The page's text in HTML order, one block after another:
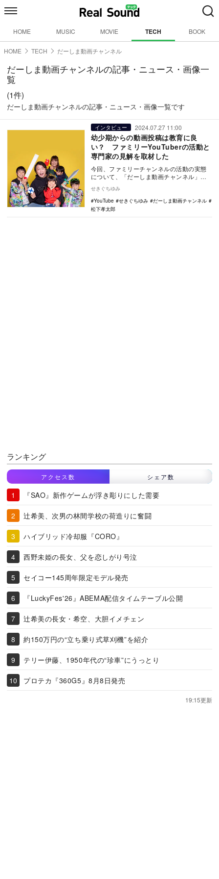
HOME MUSIC MOVIE TECH BOOK
HOME TECH だーしま動画チャンネル
だーしま動画チャンネルの記事・ニュース・画像一
覧
(1件)
だーしま動画チャンネルの記事・ニュース・画像一覧です
インタビュー 2024.07.27 11:00
幼少期からの動画投稿は教育に良
い？ ファミリーYouTuberの活動と
専門家の見解を取材した
今回、ファミリーチャンネルの活動の実態
について、「だーしま動画チャンネル」の
ビュー。令和の…
せきぐちゆみ
YouTube
せきぐちゆみ
だーしま動画チャンネル
松下孝太郎
ランキング
アクセス数 シェア数
『SAO』新作ゲームが浮き彫りにした需要
辻希美、次男の林間学校の荷造りに奮闘
ハイブリッド冷却服『CORO』
西野未姫の長女、父を恋しがり号泣
セイコー145周年限定モデル発売
『LuckyFes'26』ABEMA配信タイムテーブル公開
辻希美の長女・希空、大胆イメチェン
約150万円の“立ち乗り式草刈機”を紹介
テリー伊藤、1950年代の“珍車”にうっとり
プロテカ『360G5』8月8日発売
19:15更新